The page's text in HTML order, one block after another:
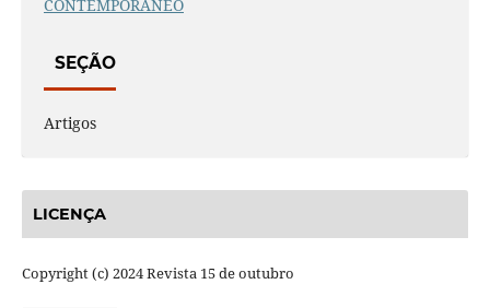
CONTEMPORÂNEO
SEÇÃO
Artigos
LICENÇA
Copyright (c) 2024 Revista 15 de outubro